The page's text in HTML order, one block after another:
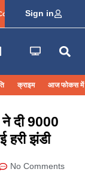
Info Login
Sign in
क्राइम आज फोकस में
ने दी 9000
हरी झंडी
No Comments